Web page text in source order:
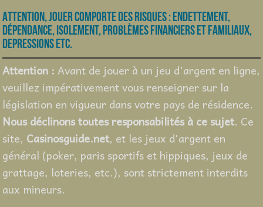
Attention, jouer comporte des risques : endettement,
dépendance, isolement, problèmes financiers et familiaux,
depressions etc.
Attention : Avant de jouer à un jeu d'argent en ligne,
veuillez impérativement vous renseigner sur la
législation en vigueur dans votre pays de résidence.
Nous déclinons toutes responsabilités à ce sujet. Ce
site, Casinosguide.net, et les jeux d'argent en
général (poker, paris sportifs et hippiques, jeux de
grattage, loteries, etc.), sont strictement interdits
aux mineurs.